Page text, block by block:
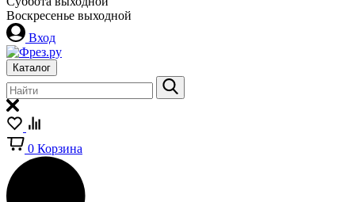
Воскресенье выходной
Вход
Каталог
0 Корзина